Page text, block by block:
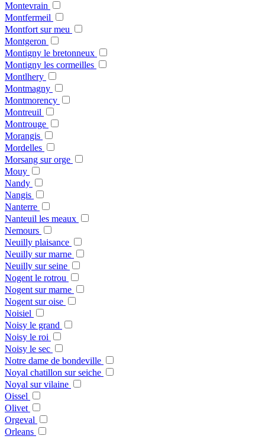
Montevrain
Montfermeil
Montfort sur meu
Montgeron
Montigny le bretonneux
Montigny les cormeilles
Montlhery
Montmagny
Montmorency
Montreuil
Montrouge
Morangis
Mordelles
Morsang sur orge
Mouy
Nandy
Nangis
Nanterre
Nanteuil les meaux
Nemours
Neuilly plaisance
Neuilly sur marne
Neuilly sur seine
Nogent le rotrou
Nogent sur marne
Nogent sur oise
Noisiel
Noisy le grand
Noisy le roi
Noisy le sec
Notre dame de bondeville
Noyal chatillon sur seiche
Noyal sur vilaine
Oissel
Olivet
Orgeval
Orleans